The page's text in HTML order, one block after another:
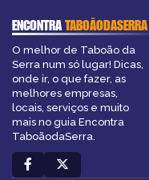
ENCONTRATABOÃODASERRA
O melhor de Taboão da
Serra num só lugar! Dicas,
onde ir, o que fazer, as
melhores empresas,
locais, serviços e muito
mais no guia Encontra
TaboãodaSerra.